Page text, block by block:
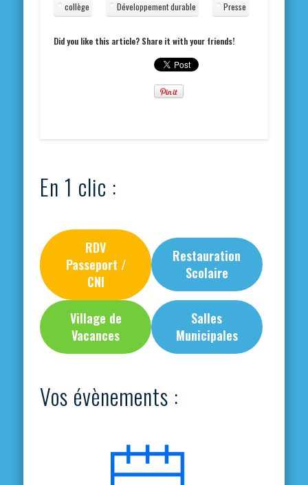
collège Développement durable Presse
Did you like this article? Share it with your friends!
En 1 clic :
RDV
Passeport /
CNI
Restauration
Scolaire
Village de
Vacances
Salles
Municipales
Vos évènements :